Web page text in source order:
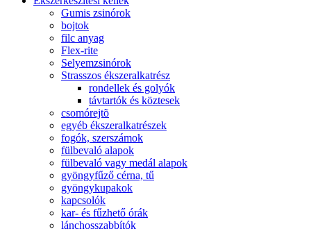
Gumis zsinórok
bojtok
filc anyag
Flex-rite
Selyemzsinórok
Strasszos ékszeralkatrész
rondellek és golyók
távtartók és köztesek
csomórejtõ
egyéb ékszeralkatrészek
fogók, szerszámok
fülbevaló alapok
fülbevaló vagy medál alapok
gyöngyfűző cérna, tű
gyöngykupakok
kapcsolók
kar- és fűzhető órák
lánchosszabbítók